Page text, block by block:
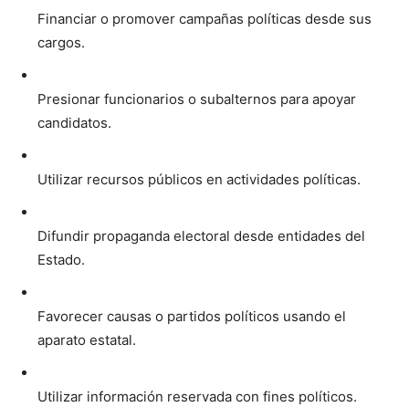
Financiar o promover campañas políticas desde sus
cargos.
Presionar funcionarios o subalternos para apoyar
candidatos.
Utilizar recursos públicos en actividades políticas.
Difundir propaganda electoral desde entidades del
Estado.
Favorecer causas o partidos políticos usando el
aparato estatal.
Utilizar información reservada con fines políticos.